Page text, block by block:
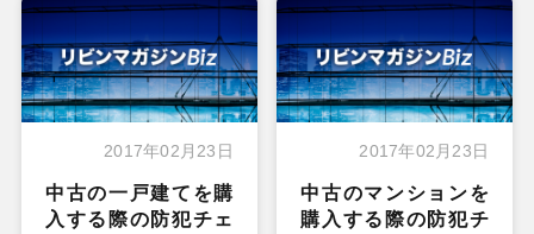
2017年02月23日
中古の一戸建てを購
入する際の防犯チェ
2017年02月23日
中古のマンションを
購入する際の防犯チ